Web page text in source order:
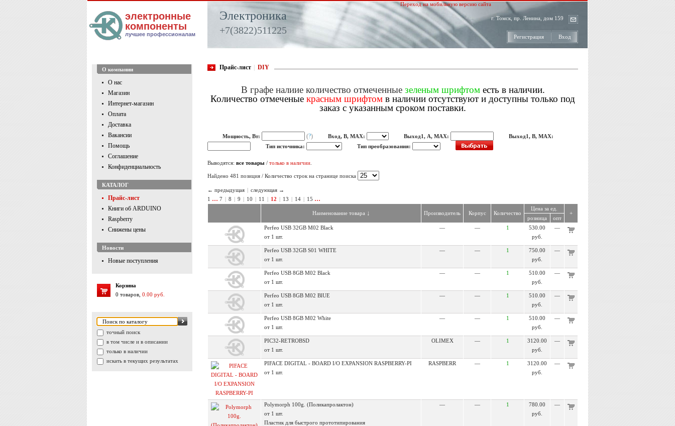
электронные
компоненты
лучшее профессионалам
Электроника
+7(3822)511225
Переход на мобильную версию сайта
г. Томск, пр. Ленина, дом 159
Регистрация Вход
О компании
О нас
Магазин
Интернет-магазин
Оплата
Доставка
Вакансии
Помощь
Соглашение
Конфиденциальность
КАТАЛОГ
Прайс-лист
Книги об ARDUINO
Raspberry
Снижены цены
Новости
Новые поступления
Корзина
0 товаров, 0.00 руб.
точный поиск
в том числе и в описании
только в наличии
искать в текущих результатах
Прайс-лист DIY
В графе налиие количество отмеченные зеленым шрифтом есть в наличии.
Количество отмеченые красным шрифтом в наличии отсутствуют и доступны только под
заказ с указанным сроком поставки.
Мощность, Вт: (?) Вход, В, MAX: Выход1, A, MAX:
Выход1, В, MAX:
Тип источника:
Тип преобразования:
Выводятся: все товары / только в наличии
Найдено 481 позиция / Количество строк на странице поиска
← предыдущая | следующая →
1 … 7 | 8 | 9 | 10 | 11 | 12 | 13 | 14 | 15 …
Наименование товара ↓ Производитель Корпус Количество
Цена за ед.
+
розница
опт
Perfeo USB 32GB M02 Black
от 1 шт.
— — 1
530.00
руб.
—
Perfeo USB 32GB S01 WHITE
от 1 шт.
— — 1
750.00
руб.
—
Perfeo USB 8GB M02 Black
от 1 шт.
— — 1
510.00
руб.
—
Perfeo USB 8GB M02 BlUE
от 1 шт.
— — 1
510.00
руб.
—
Perfeo USB 8GB M02 White
от 1 шт.
— — 1
510.00
руб.
—
PIC32-RETROBSD
от 1 шт.
OLIMEX — 1
3120.00
руб.
—
PIFACE DIGITAL - BOARD I/O EXPANSION RASPBERRY-PI
от 1 шт.
RASPBERR — 1
3120.00
руб.
—
Polymorph 100g. (Поликапролактон)
от 1 шт.
Пластик для быстрого прототипирования
— — 1
780.00
руб.
—